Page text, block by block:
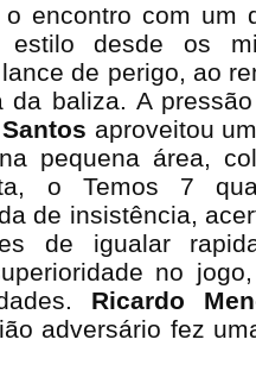
encontro com um
estilo desde os
de perigo, ao
baliza. A
Santos aproveitou
pequena área,
o Temos 7
de insistência,
de igualar
no
Ricardo
adversário fez